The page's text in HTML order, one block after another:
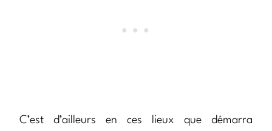
C’est d’ailleurs en ces lieux que démarra